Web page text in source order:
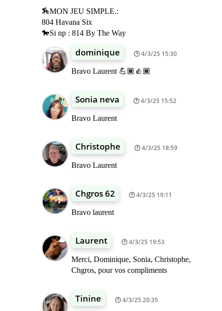
🏇MON JEU SIMPLE.:
804 Havana Six
🐎Si np : 814 By The Way
dominique 4/3/25 15:30
Bravo Laurent 💪🏾👍🏾
Sonia neva 4/3/25 15:52
Bravo Laurent
Christophe 4/3/25 18:59
Bravo Laurent
Chgros 62 4/3/25 19:11
Bravo laurent
Laurent 4/3/25 19:53
Merci, Dominique, Sonia, Christophe,
Chgros, pour vos compliments
Tinine 4/3/25 20:35